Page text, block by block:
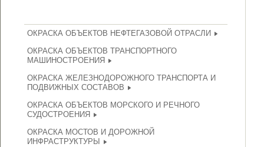
ОКРАСКА ОБЪЕКТОВ НЕФТЕГАЗОВОЙ ОТРАСЛИ
ОКРАСКА ОБЪЕКТОВ ТРАНСПОРТНОГО
МАШИНОСТРОЕНИЯ
ОКРАСКА ЖЕЛЕЗНОДОРОЖНОГО ТРАНСПОРТА И
ПОДВИЖНЫХ СОСТАВОВ
ОКРАСКА ОБЪЕКТОВ МОРСКОГО И РЕЧНОГО
СУДОСТРОЕНИЯ
ОКРАСКА МОСТОВ И ДОРОЖНОЙ
ИНФРАСТРУКТУРЫ